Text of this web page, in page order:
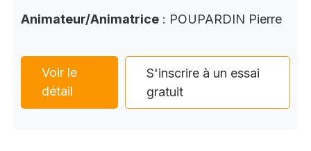
Animateur/Animatrice : POUPARDIN Pierre
Voir le
détail
S'inscrire à un essai
gratuit